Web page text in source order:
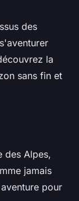
des
la
sans fin et
des Alpes,
jamais
pour